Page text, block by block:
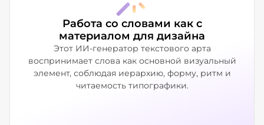
Работа со словами как с
материалом для дизайна
Этот ИИ-генератор текстового арта
воспринимает слова как основной визуальный
элемент, соблюдая иерархию, форму, ритм и
читаемость типографики.